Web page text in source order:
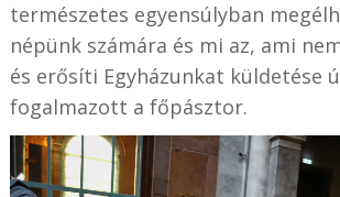
természetes egyensúlyban
népünk számára és mi az, ami
és erősíti Egyházunkat küldetése
fogalmazott a főpásztor.